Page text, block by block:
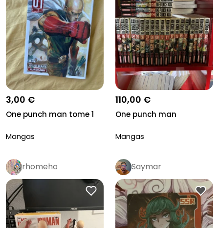
3,00 €
One punch man tome 1
Mangas
110,00 €
One punch man
Mangas
rhomeho Saymar